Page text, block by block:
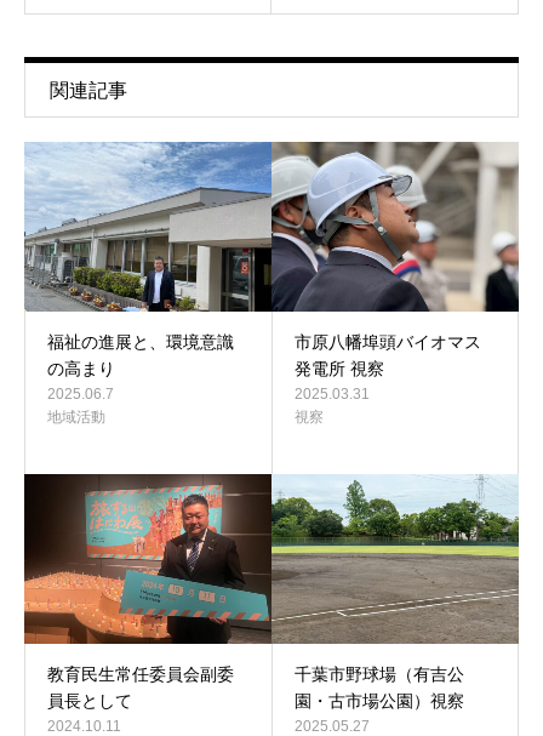
関連記事
福祉の進展と、環境意識
の高まり
2025.06.7
地域活動
市原八幡埠頭バイオマス
発電所 視察
2025.03.31
視察
教育民生常任委員会副委
員長として
2024.10.11
千葉市野球場（有吉公
園・古市場公園）視察
2025.05.27